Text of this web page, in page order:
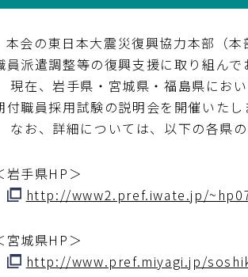
本会の東日本大震災復興協力本部（
員派遣調整等の復興支援に取り組んで
現在、岩手県・宮城県・福島県にお
付職員採用試験の説明会を開催いたし
なお、詳細については、以下の各県の
岩手県HP＞
http://www2.pref.iwate.jp/
宮城県HP＞
http://www.pref.miyagi.jp/